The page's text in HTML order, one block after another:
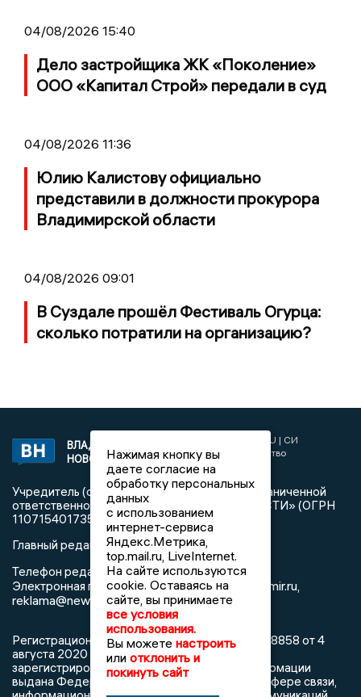
04/08/2026 15:40
Дело застройщика ЖК «Поколение»
ООО «Капитал Строй» передали в суд
04/08/2026 11:36
Юлию Калистову официально
представили в должности прокурора
Владимирской области
04/08/2026 09:01
В Суздале прошёл Фестиваль Огурца:
сколько потратили на организацию?
ВЛАДИМИРСКИЕ
НОВОСТИ
2017 © NEWSVLADIMIR.RU | СИ
«Информационное агентство
Владимирские новости»
Учредитель (соучредители): Общество с ограниченной
ответственностью «РЕГИОНАЛЬНЫЕ НОВОСТИ» (ОГРН
1107154017354)
Главный редактор: Мазов С. А.
Телефон редакции:8 (4922) 666916
Электронная почта редакции:info@newsvladimir.ru,
reklama@newsvladimir.ru
Регистрационный номер: серия Эл № ФС77-78858 от 4
августа 2020 г. согласно выписке из реестра
зарегистрированных средств массовой информации
выдана Федеральной службой по надзору в сфере связи,
Нажимая кнопку вы
даете согласие на
обработку персональных
данных
с использованием
интернет-сервиса
Яндекс.Метрика,
top.mail.ru, LiveInternet.
На сайте используются
cookie. Оставаясь на
сайте, вы принимаете
все условия
использования.
Вы можете настроить
или отклонить и
покинуть сайт